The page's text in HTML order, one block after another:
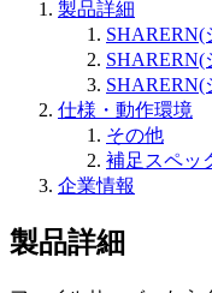
製品詳細
SHARERN(
SHARERN(
SHARERN(
仕様・動作環境
その他
補足スペッ
企業情報
製品詳細